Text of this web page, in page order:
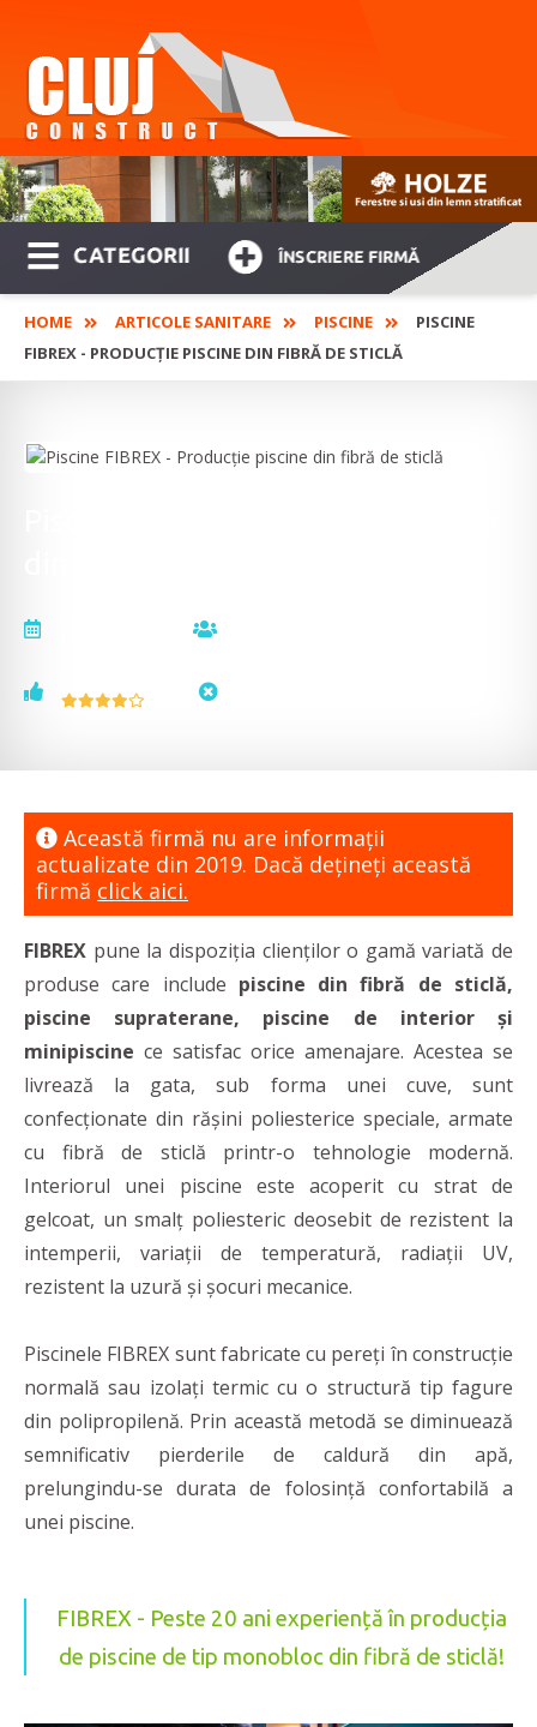
CATEGORII ÎNSCRIERE FIRMĂ
HOME ARTICOLE SANITARE PISCINE
PISCINE
FIBREX - PRODUCȚIE PISCINE DIN FIBRĂ DE STICLĂ
Această firmă nu are informaţii
actualizate din 2019. Dacă dețineți această
firmă click aici.
FIBREX pune la dispoziția clienților o gamă variată de
produse care include piscine din fibră de sticlă,
piscine supraterane, piscine de interior și
minipiscine ce satisfac orice amenajare. Acestea se
livrează la gata, sub forma unei cuve, sunt
confecționate din rășini poliesterice speciale, armate
cu fibră de sticlă printr-o tehnologie modernă.
Interiorul unei piscine este acoperit cu strat de
gelcoat, un smalț poliesteric deosebit de rezistent la
intemperii, variații de temperatură, radiații UV,
rezistent la uzură și șocuri mecanice.
Piscinele FIBREX sunt fabricate cu pereți în construcție
normală sau izolați termic cu o structură tip fagure
din polipropilenă. Prin această metodă se diminuează
semnificativ pierderile de caldură din apă,
prelungindu-se durata de folosință confortabilă a
unei piscine.
FIBREX - Peste 20 ani experiență în producția
de piscine de tip monobloc din fibră de sticlă!